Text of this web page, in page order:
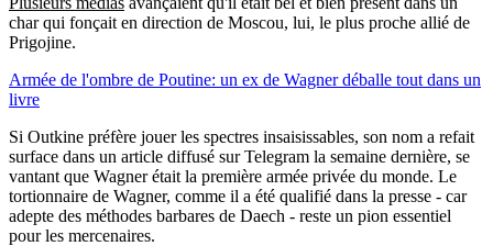
char qui fonçait en direction de Moscou, lui, le plus proche allié de
Prigojine.
Armée de l'ombre de Poutine: un ex de Wagner déballe tout dans un
livre
Si Outkine préfère jouer les spectres insaisissables, son nom a refait
surface dans un article diffusé sur Telegram la semaine dernière, se
vantant que Wagner était la première armée privée du monde. Le
tortionnaire de Wagner, comme il a été qualifié dans la presse - car
adepte des méthodes barbares de Daech - reste un pion essentiel
pour les mercenaires.